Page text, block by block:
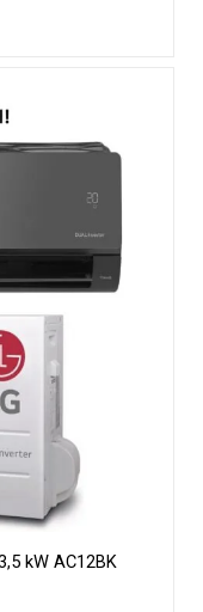
kW AC12BK